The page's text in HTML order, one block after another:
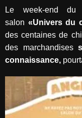
Le week-end
salon «Univers du
des centaines de
des marchandises
connaissance,